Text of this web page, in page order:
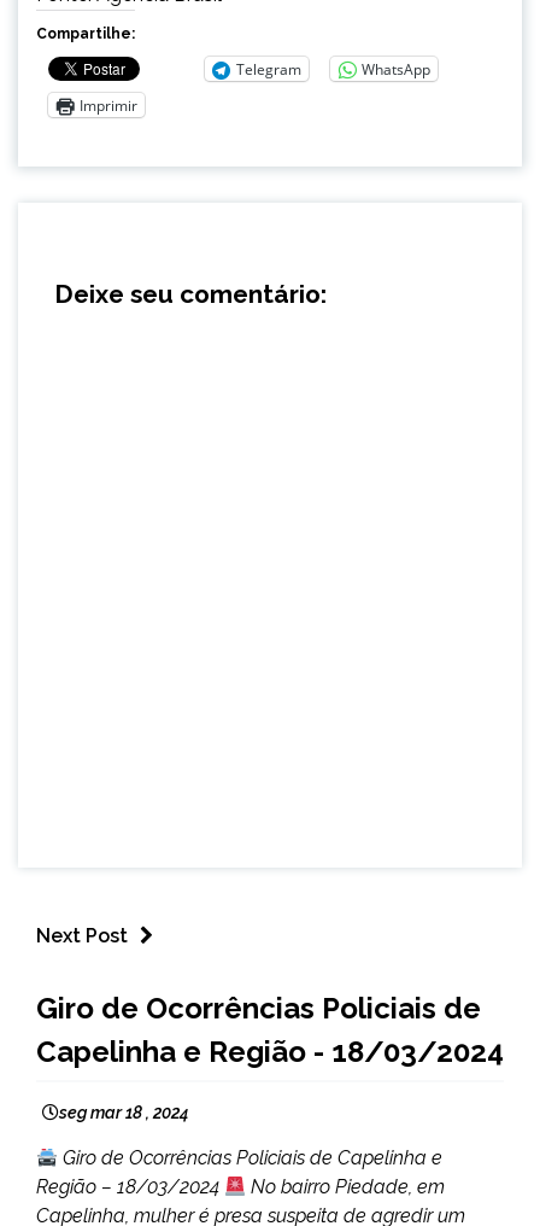
Compartilhe:
Telegram
WhatsApp
Imprimir
Deixe seu comentário:
Next Post
MINAS
GERAIS
NOTÍCIAS
Giro de Ocorrências Policiais de
Capelinha e Região - 18/03/2024
seg mar 18 , 2024
Giro de Ocorrências Policiais de Capelinha e
Região – 18/03/2024
No bairro Piedade, em
Capelinha, mulher é presa suspeita de agredir um